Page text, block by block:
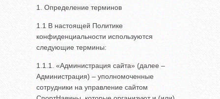
1. Определение терминов
1.1 В настоящей Политике
конфиденциальности используются
следующие термины:
1.1.1. «Администрация сайта» (далее –
Администрация) – уполномоченные
сотрудники на управление сайтом